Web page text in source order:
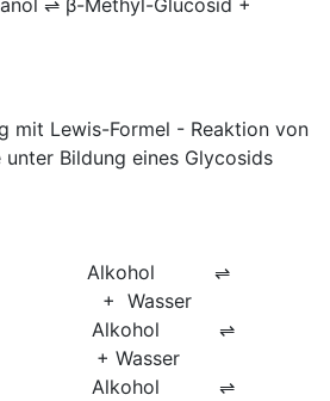
⇌ β-Methyl-Glucosid +
Alkohol ⇌
Wasser
+ Alkohol ⇌
Wasser
+ Alkohol ⇌